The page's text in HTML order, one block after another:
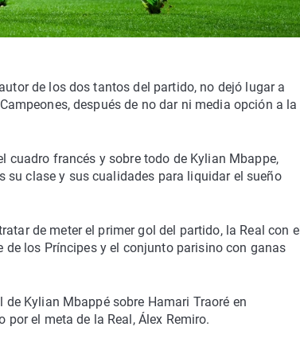
de los dos tantos del partido, no dejó lugar a
después de no dar ni media opción a la
cuadro francés y sobre todo de Kylian Mbappe,
clase y sus cualidades para liquidar el sueño
de meter el primer gol del partido, la Real con el
los Príncipes y el conjunto parisino con ganas
Kylian Mbappé sobre Hamari Traoré en
el meta de la Real, Álex Remiro.